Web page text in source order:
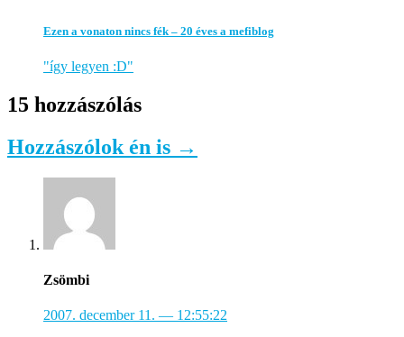
Ezen a vonaton nincs fék – 20 éves a mefiblog
"így legyen :D"
15 hozzászólás
Hozzászólok én is →
Zsömbi
2007. december 11. — 12:55:22